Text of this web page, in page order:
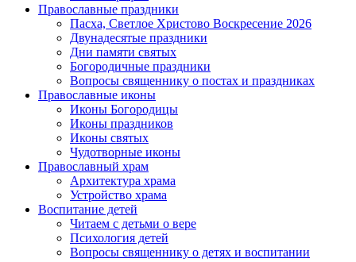
Православные праздники
Пасха, Светлое Христово Воскресение 2026
Двунадесятые праздники
Дни памяти святых
Богородичные праздники
Вопросы священнику о постах и праздниках
Православные иконы
Иконы Богородицы
Иконы праздников
Иконы святых
Чудотворные иконы
Православный храм
Архитектура храма
Устройство храма
Воспитание детей
Читаем с детьми о вере
Психология детей
Вопросы священнику о детях и воспитании